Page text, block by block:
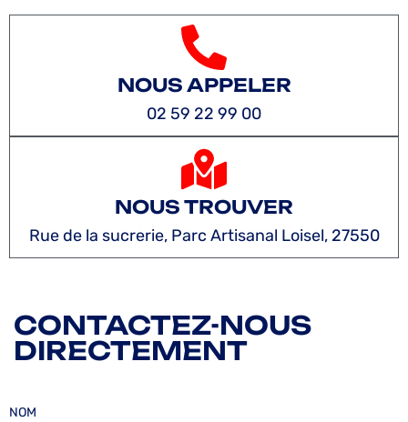
NOUS APPELER
02 59 22 99 00
NOUS TROUVER
Rue de la sucrerie, Parc Artisanal Loisel, 27550
CONTACTEZ-NOUS
DIRECTEMENT
NOM